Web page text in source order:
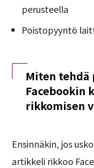
perusteella
Poistopyyntö
Miten tehdä
Facebookin
rikkomisen
Ensinnäkin, jos
artikkeli rikkoo